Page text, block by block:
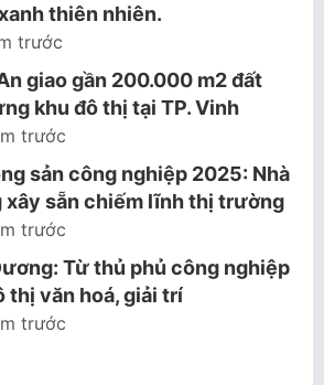
thiên nhiên.
trước
giao gần 200.000 m2 đất
khu đô thị tại TP. Vinh
trước
sản công nghiệp 2025: Nhà
xây sẵn chiếm lĩnh thị trường
trước
Từ thủ phủ công nghiệp
thị văn hoá, giải trí
trước